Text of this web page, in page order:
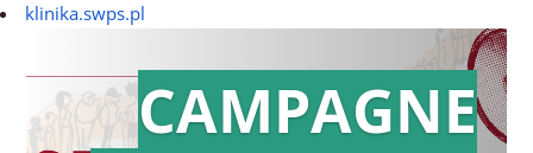
klinika.swps.pl
CAMPAGNE